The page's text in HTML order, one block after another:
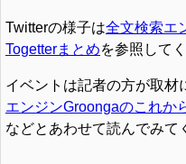
Twitterの様子は全文検索エ
Togetterまとめを参照して
イベントは記者の方が取材
エンジンGroongaのこれか
などとあわせて読んでみて